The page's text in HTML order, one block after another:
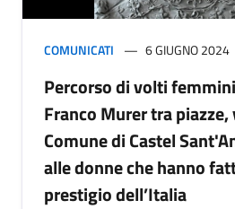
COMUNICATI 6 GIUGNO 2024
Percorso di volti
Franco Murer tra
Comune di Castel
alle donne che hanno
prestigio dell’Italia